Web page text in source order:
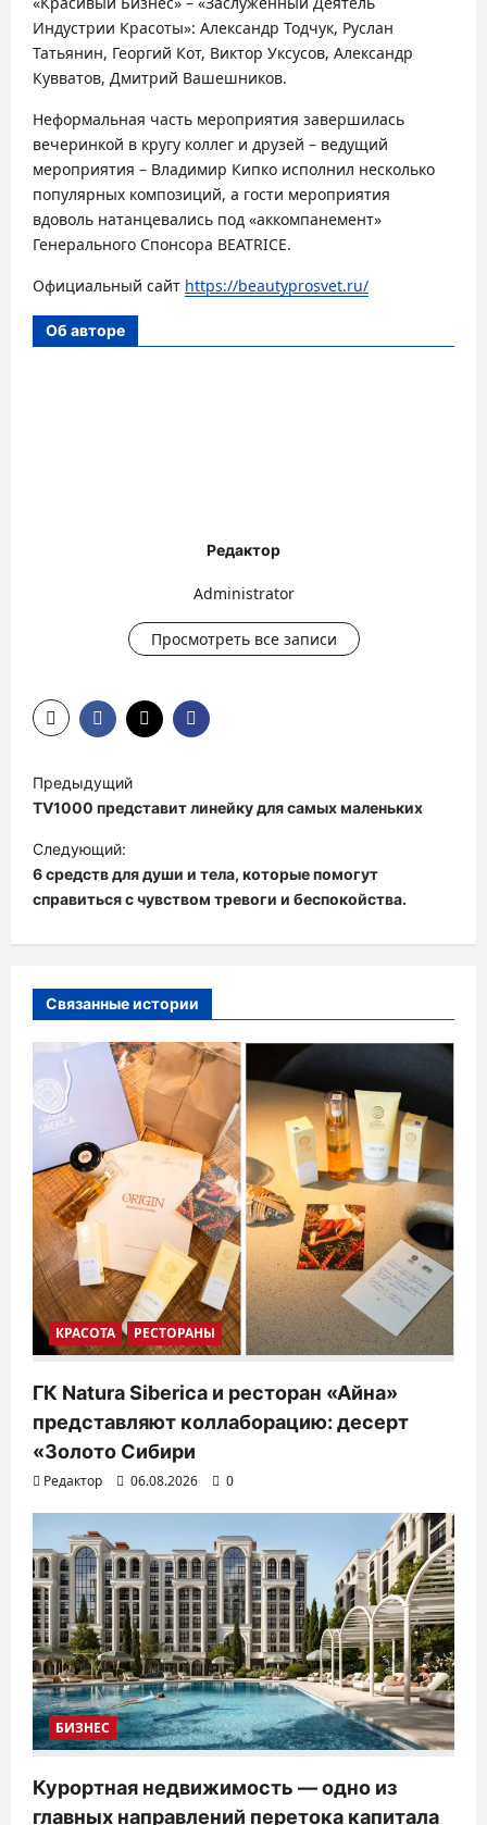
Индустрии Красоты»: Александр Тодчук, Руслан
Татьянин, Георгий Кот, Виктор Уксусов, Александр
Кувватов, Дмитрий Вашешников.
Неформальная часть мероприятия завершилась
вечеринкой в кругу коллег и друзей – ведущий
мероприятия – Владимир Кипко исполнил несколько
популярных композиций, а гости мероприятия
вдоволь натанцевались под «аккомпанемент»
Генерального Спонсора BEATRICE.
Официальный сайт https://beautyprosvet.ru/
Об авторе
Редактор
Administrator
Просмотреть все записи
Н
а
в
и
г
а
я
п
о
з
а
п
и
с
я
м
Предыдущий
TV1000 представит линейку для самых маленьких
Следующий:
6 средств для души и тела, которые помогут
справиться с чувством тревоги и беспокойства.
Связанные истории
КРАСОТА РЕСТОРАНЫ
ГК Natura Siberica и ресторан «Айна»
представляют коллаборацию: десерт
«Золото Сибири
Редактор 06.08.2026 0
БИЗНЕС
Курортная недвижимость — одно из
главных направлений перетока капитала